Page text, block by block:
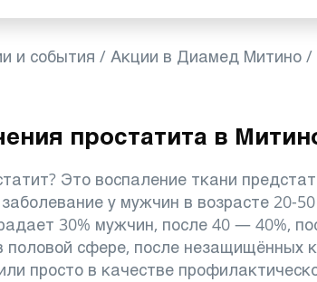
и события / Акции в Диамед Митино /
простатита в
Это воспаление ткани
у мужчин в возрасте 20-
30% мужчин, после 40 — 40%,
половой сфере, после незащищённых
просто в качестве